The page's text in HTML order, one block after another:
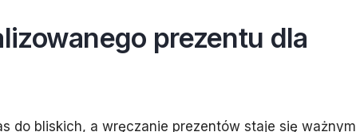
prezentu dla
do bliskich, a wręczanie prezentów staje się ważnym